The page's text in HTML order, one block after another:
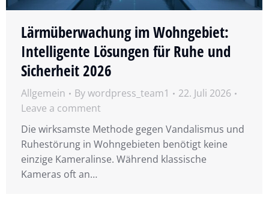
Lärmüberwachung im Wohngebiet:
Intelligente Lösungen für Ruhe und
Sicherheit 2026
Allgemein Bywordpress_team1
22. Juli 2026
Leave a comment
Die wirksamste Methode gegen Vandalismus und
Ruhestörung in Wohngebieten benötigt keine
einzige Kameralinse. Während klassische
Kameras oft an…